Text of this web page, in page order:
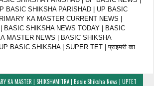
BASIC SHIKSHA PARISHAD | UP BASIC
KA MASTER CURRENT NEWS |
BASIC SHIKSHA NEWS TODAY | BASIC
MASTER NEWS | BASIC SHIKSHA
BASIC SHIKSHA | SUPER TET | प्राइमरी का
KA MASTER | SHIKSHAMITRA | Basic Shiksha News | UPTET